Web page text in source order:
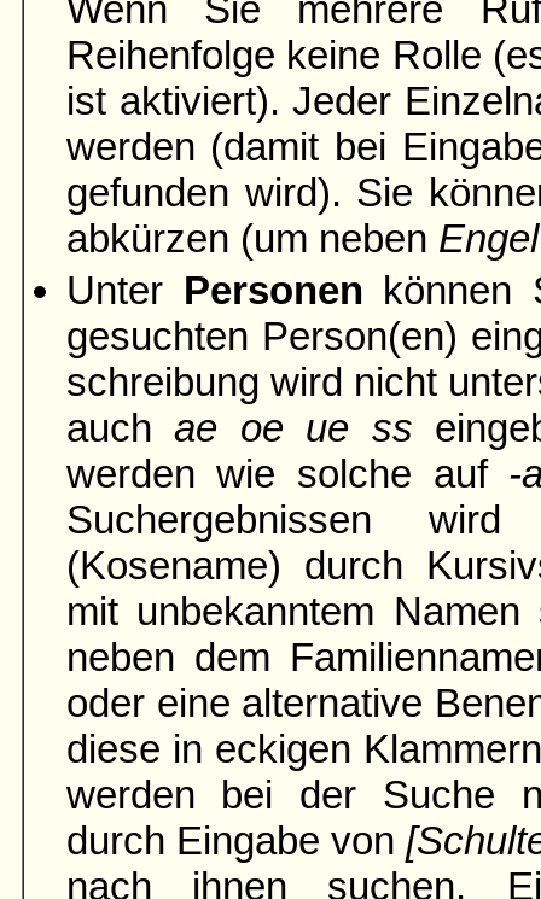
Reihenfolge keine Rolle
ist aktiviert). Jeder
werden (damit bei
gefunden wird). Sie
abkürzen (um neben Engel
Unter Personen können
gesuchten Person(en)
schreibung wird nicht
auchae oe ue ss
werden wie solche auf -
Suchergebnissen
(Kosename) durch
mit unbe­kann­tem
neben dem
oder eine alter­native
diese in eckigen
werden bei der Suche
durch Eingabe von
nach ihnen suchen.